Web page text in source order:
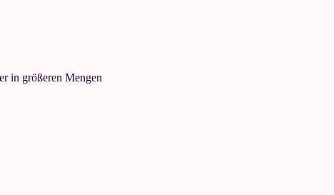
in größeren Mengen